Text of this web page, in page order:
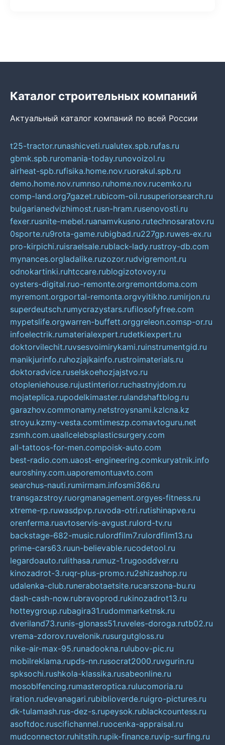
Каталог строительных компаний
Актуальный каталог компаний по всей России
t25-tractor.runashicveti.rualutex.spb.rufas.ru
gbmk.spb.ruromania-today.runovoizol.ru
airheat-spb.rufisika.home.nov.ruorakul.spb.ru
demo.home.nov.rumnso.ruhome.nov.rucemko.ru
comp-land.org7gazet.rubicom-oil.rusuperiorsearch.ru
bulgarianedvizhimost.rusn-hram.rusenovosti.ru
fexer.rusnite-mebel.ruanamvkusno.rutechnosaratov.ru
0sporte.ru9rota-game.rubigbad.ru227gp.ruwes-ex.ru
pro-kirpichi.ruisraelsale.rublack-lady.rustroy-db.com
mynances.orgladalike.ruzozor.rudvigremont.ru
odnokartinki.ruhtccare.rublogizotovoy.ru
oysters-digital.ruo-remonte.orgremontdoma.com
myremont.orgportal-remonta.orgvyitikho.rumirjon.ru
superdeutsch.rumycrazystars.rufilosofyfree.com
mypetslife.orgwarren-buffett.orggreleon.comsp-or.ru
infoelectrik.rumaterialexpert.rudetkiexpert.ru
doktorvilechit.ruvsesvoimirykami.ruinstrumentgid.ru
manikjurinfo.ruhozjajkainfo.rustroimaterials.ru
doktoradvice.ruselskoehozjajstvo.ru
otopleniehouse.rujustinterior.ruchastnyjdom.ru
mojateplica.rupodelkimaster.rulandshaftblog.ru
garazhov.commonamy.netstroysnami.kzlcna.kz
stroyu.kzmy-vesta.comtimeszp.comavtoguru.net
zsmh.com.uaallcelebsplasticsurgery.com
all-tattoos-for-men.compoisk-auto.com
best-radio.com.uaost-engineering.comkuryatnik.info
euroshiny.com.uaporemontuavto.com
searchus-nauti.rumirmam.infosmi366.ru
transgazstroy.ruorgmanagement.orgyes-fitness.ru
xtreme-rp.ruwasdpvp.ruvoda-otri.rutishinapve.ru
orenferma.ruavtoservis-avgust.rulord-tv.ru
backstage-682-music.rulordfilm7.rulordfilm13.ru
prime-cars63.ruun-believable.rucodetool.ru
legardoauto.rulithasa.rumuz-1.rugooddver.ru
kinozadrot-3.ruqr-plus-promo.ru2shizashop.ru
udalenka-club.runerabotaetsite.rucarszona-bu.ru
dash-cash-now.rubravoprod.rukinozadrot13.ru
hotteygroup.rubagira31.rudommarketnsk.ru
dveriland73.runis-glonass51.ruveles-doroga.rutb02.ru
vrema-zdorov.ruvelonik.rusurgutgloss.ru
nike-air-max-95.runadookna.rulubov-pic.ru
mobilreklama.rupds-nn.rusocrat2000.ruvgurin.ru
spksochi.rushkola-klassika.rusabeonline.ru
mosoblfencing.rumasteroptica.rulucomoria.ru
iration.rudevanagari.rubiblioverde.ruigro-pictures.ru
dk-tulamash.rus-dez-s.rupeysok.rublackcountess.ru
asoftdoc.ruscifichannel.ruocenka-appraisal.ru
mudconnector.ruhitstih.rupik-finance.ruvip-surfing.ru